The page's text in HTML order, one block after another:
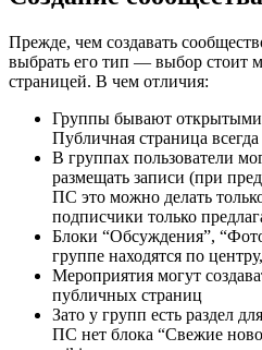
Прежде, чем создавать
выбрать его тип — выбор стоит
страницей. В чем отличия:
Группы бывают
Публичная страница
В группах пользователи
размещать записи (при
ПС это можно делать
подписчики только
Блоки “Обсуждения”,
группе находятся по
Мероприятия могут
публичных страниц
Зато у групп есть раздел
ПС нет блока “Свежие